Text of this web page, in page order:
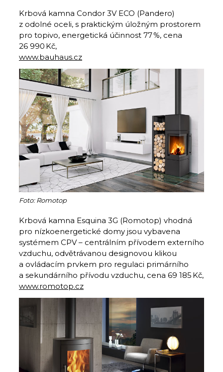
Krbová kamna Condor 3V ECO (Pandero)
z odolné oceli, s praktickým úložným prostorem
pro topivo, energetická účinnost 77 %, cena
26 990 Kč,
www.bauhaus.cz
Foto: Romotop
Krbová kamna Esquina 3G (Romotop) vhodná
pro nízkoenergetické domy jsou vybavena
systémem CPV – centrálním přívodem externího
vzduchu, odvětrávanou designovou klikou
a ovládacím prvkem pro regulaci primárního
a sekundárního přívodu vzduchu, cena 69 185 Kč,
www.romotop.cz